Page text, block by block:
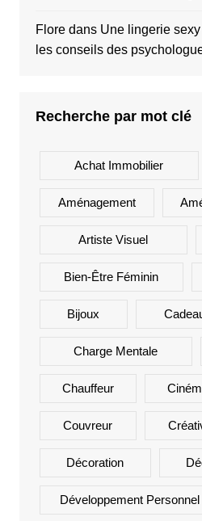
Floredans Une lingerie
les conseils des
Recherche par mot clé
Achat Immobilier
Aménagement
Artiste Visuel
Bien-Être Féminin
Bijoux
Charge Mentale
Chauffeur
Couvreur
Décoration
Développement Personnel